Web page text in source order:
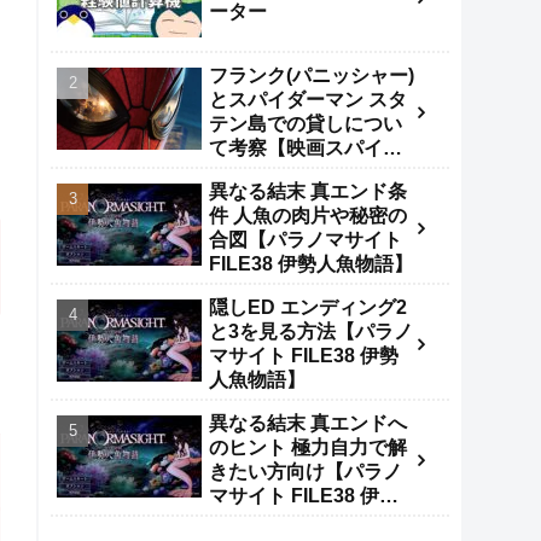
ーター
フランク(パニッシャー)
とスパイダーマン スタ
テン島での貸しについ
て考察【映画スパイダ
異なる結末 真エンド条
件 人魚の肉片や秘密の
合図【パラノマサイト
FILE38 伊勢人魚物語】
隠しED エンディング2
と3を見る方法【パラノ
マサイト FILE38 伊勢
人魚物語】
異なる結末 真エンドへ
のヒント 極力自力で解
きたい方向け【パラノ
マサイト FILE38 伊勢